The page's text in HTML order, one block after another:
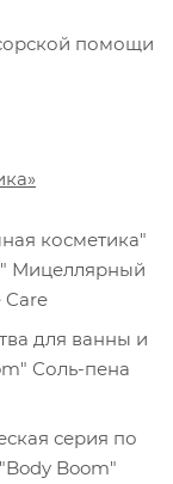
помощи
косметика"
Мицеллярный
Care
для ванны и
Соль-пена
серия по
Boom"